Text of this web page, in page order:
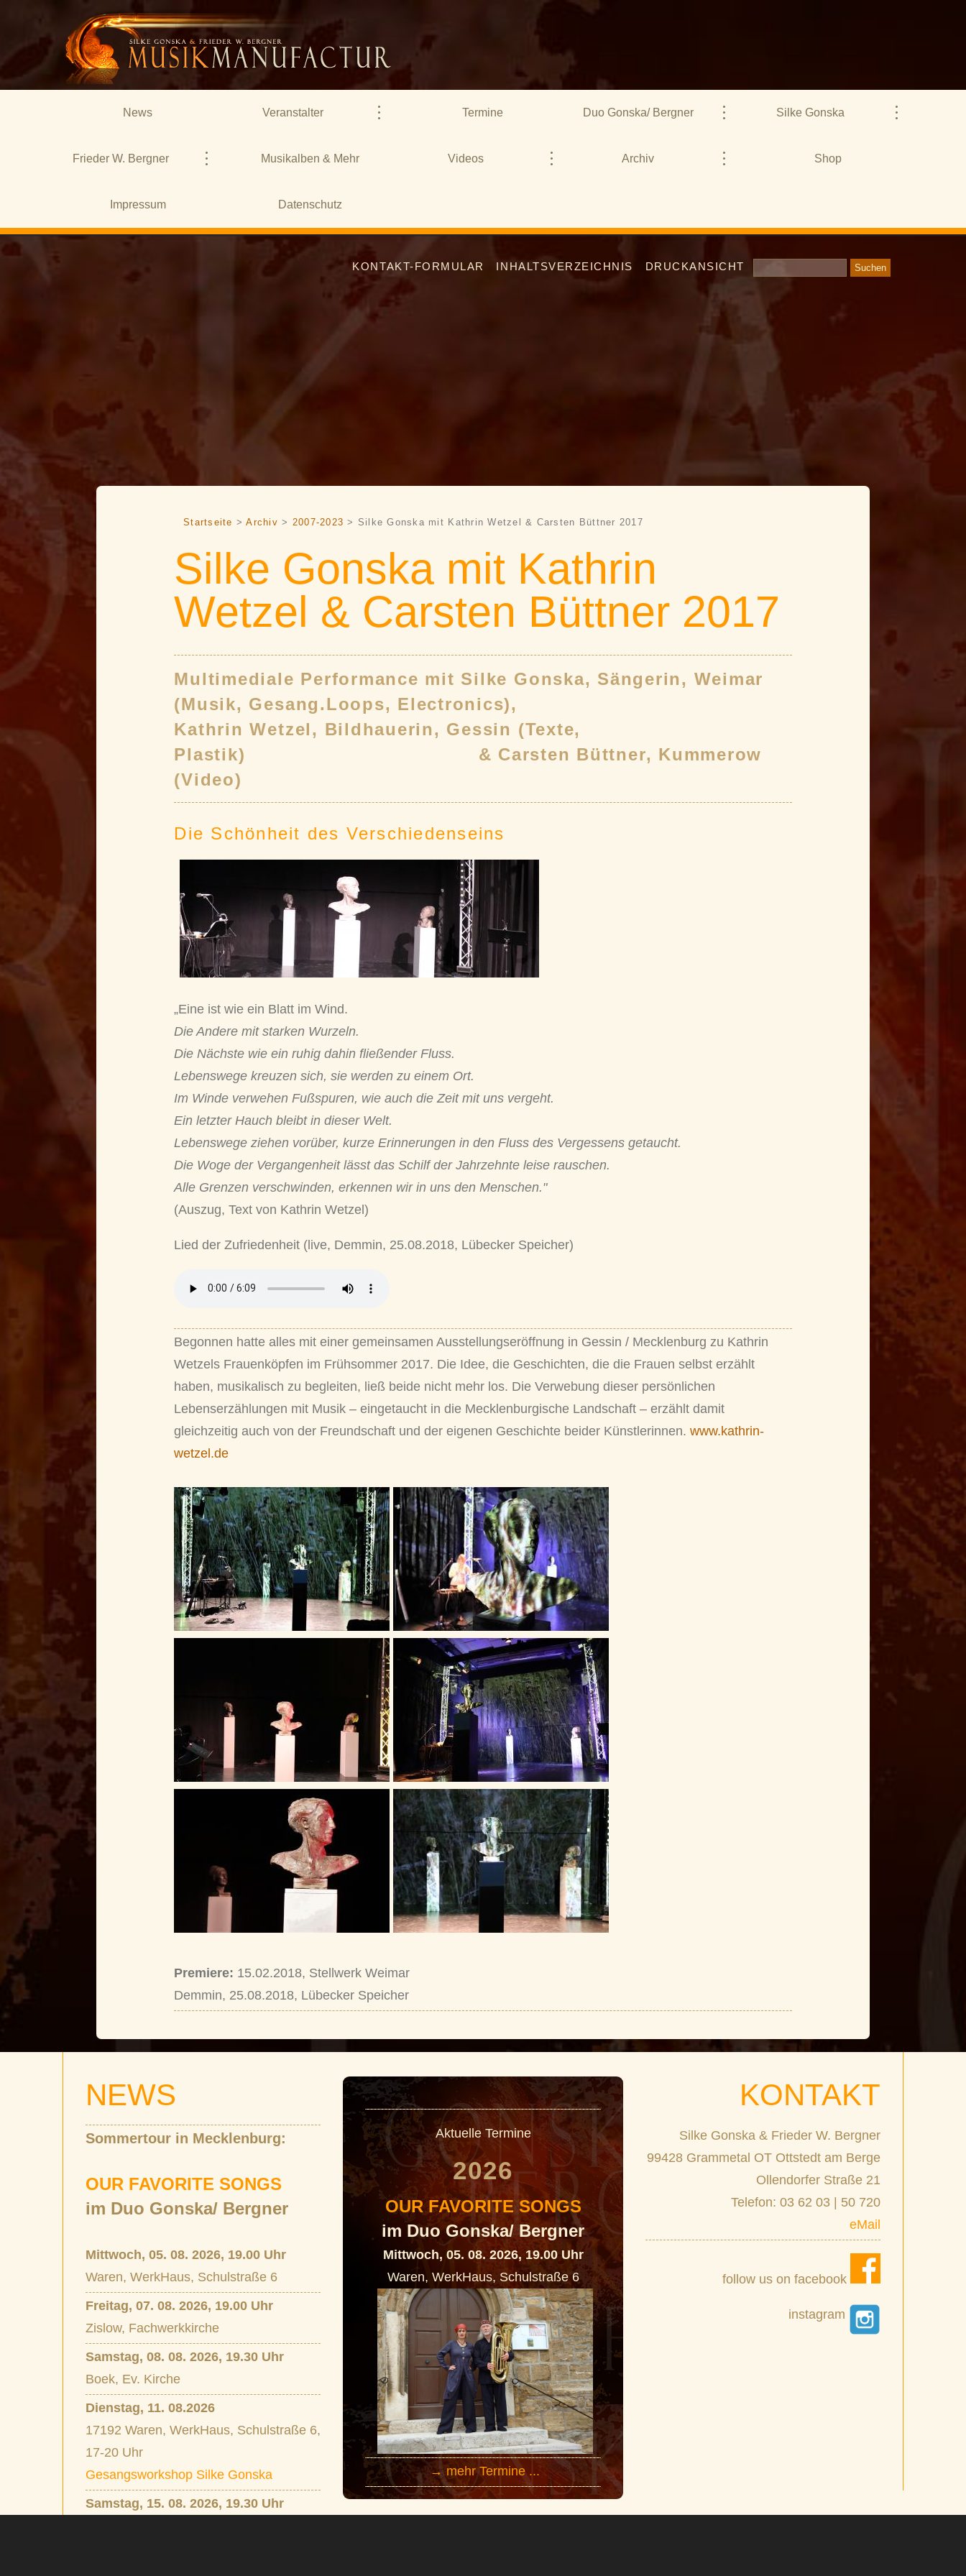
News Veranstalter Termine Duo Gonska/ Bergner Silke Gonska
Frieder W. Bergner Musikalben & Mehr Videos Archiv Shop
Impressum Datenschutz
KONTAKT-FORMULAR INHALTSVERZEICHNIS DRUCKANSICHT
Startseite >Archiv > 2007-2023 > Silke Gonska mit Kathrin Wetzel & Carsten Büttner 2017
Silke Gonska mit Kathrin
Wetzel & Carsten Büttner 2017
Multimediale Performance mit Silke Gonska, Sängerin, Weimar
(Musik, Gesang.Loops, Electronics),
Kathrin Wetzel, Bildhauerin, Gessin (Texte,
Plastik) & Carsten Büttner, Kummerow
(Video)
Die Schönheit des Verschiedenseins
„Eine ist wie ein Blatt im Wind.
Die Andere mit starken Wurzeln.
Die Nächste wie ein ruhig dahin fließender Fluss.
Lebenswege kreuzen sich, sie werden zu einem Ort.
Im Winde verwehen Fußspuren, wie auch die Zeit mit uns vergeht.
Ein letzter Hauch bleibt in dieser Welt.
Lebenswege ziehen vorüber, kurze Erinnerungen in den Fluss des Vergessens getaucht.
Die Woge der Vergangenheit lässt das Schilf der Jahrzehnte leise rauschen.
Alle Grenzen verschwinden, erkennen wir in uns den Menschen."
(Auszug, Text von Kathrin Wetzel)
Lied der Zufriedenheit (live, Demmin, 25.08.2018, Lübecker Speicher)
Begonnen hatte alles mit einer gemeinsamen Ausstellungseröffnung in Gessin / Mecklenburg zu Kathrin
Wetzels Frauenköpfen im Frühsommer 2017. Die Idee, die Geschichten, die die Frauen selbst erzählt
haben, musikalisch zu begleiten, ließ beide nicht mehr los. Die Verwebung dieser persönlichen
Lebenserzählungen mit Musik – eingetaucht in die Mecklenburgische Landschaft – erzählt damit
gleichzeitig auch von der Freundschaft und der eigenen Geschichte beider Künstlerinnen.www.kathrin-
wetzel.de
Premiere: 15.02.2018, Stellwerk Weimar
Demmin, 25.08.2018, Lübecker Speicher
NEWS
Sommertour in Mecklenburg:
OUR FAVORITE SONGS
im Duo Gonska/ Bergner
Mittwoch, 05. 08. 2026, 19.00 Uhr
Waren, WerkHaus, Schulstraße 6
Freitag, 07. 08. 2026, 19.00 Uhr
Zislow, Fachwerkkirche
Samstag, 08. 08. 2026, 19.30 Uhr
Boek, Ev. Kirche
Dienstag, 11. 08.2026
17192 Waren, WerkHaus, Schulstraße 6,
17-20 Uhr
Gesangsworkshop Silke Gonska
Samstag, 15. 08. 2026, 19.30 Uhr
Aktuelle Termine
2026
OUR FAVORITE SONGS
im Duo Gonska/ Bergner
Mittwoch, 05. 08. 2026, 19.00 Uhr
Waren, WerkHaus, Schulstraße 6
→ mehr Termine ...
KONTAKT
Silke Gonska & Frieder W. Bergner
99428 Grammetal OT Ottstedt am Berge
Ollendorfer Straße 21
Telefon: 03 62 03 | 50 720
eMail
follow us on facebook
instagram